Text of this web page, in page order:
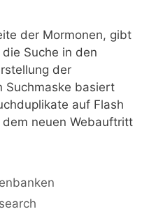
der Mormonen, gibt
Suche in den
der
Suchmaske basiert
auf Flash
neuen Webauftritt